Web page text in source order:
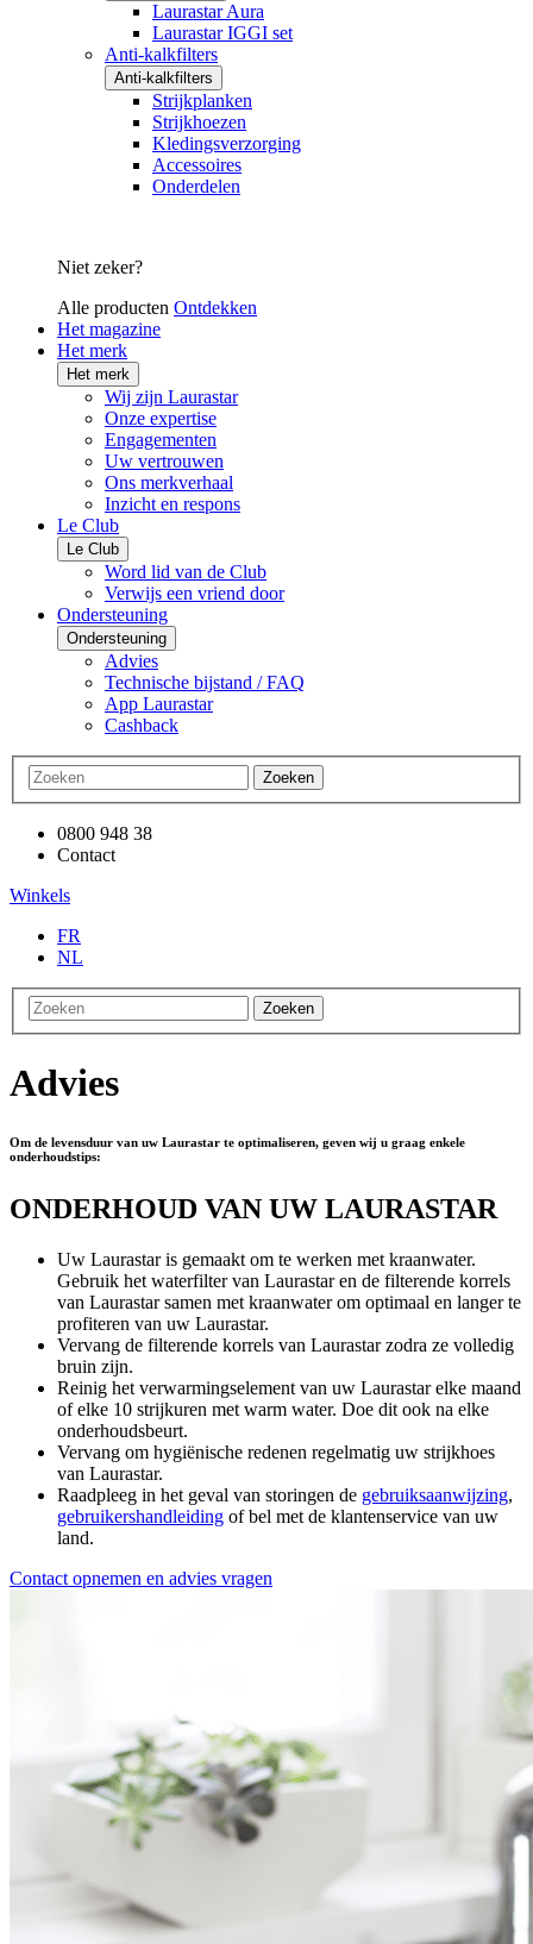
Laurastar Aura
Laurastar IGGI set
Anti-kalkfilters
Anti-kalkfilters
Strijkplanken
Strijkhoezen
Kledingsverzorging
Accessoires
Onderdelen
Niet zeker?
Alle producten Ontdekken
Het magazine
Het merk
Het merk
Wij zijn Laurastar
Onze expertise
Engagementen
Uw vertrouwen
Ons merkverhaal
Inzicht en respons
Le Club
Le Club
Word lid van de Club
Verwijs een vriend door
Ondersteuning
Ondersteuning
Advies
Technische bijstand / FAQ
App Laurastar
Cashback
Zoeken
0800 948 38
Contact
Winkels
FR
NL
Zoeken
Advies
Om de levensduur van uw Laurastar te optimaliseren, geven wij u graag enkele
onderhoudstips:
ONDERHOUD VAN UW LAURASTAR
Uw Laurastar is gemaakt om te werken met kraanwater.
Gebruik het waterfilter van Laurastar en de filterende korrels
van Laurastar samen met kraanwater om optimaal en langer te
profiteren van uw Laurastar.
Vervang de filterende korrels van Laurastar zodra ze volledig
bruin zijn.
Reinig het verwarmingselement van uw Laurastar elke maand
of elke 10 strijkuren met warm water. Doe dit ook na elke
onderhoudsbeurt.
Vervang om hygiënische redenen regelmatig uw strijkhoes
van Laurastar.
Raadpleeg in het geval van storingen de gebruiksaanwijzing,
gebruikershandleiding of bel met de klantenservice van uw
land.
Contact opnemen en advies vragen